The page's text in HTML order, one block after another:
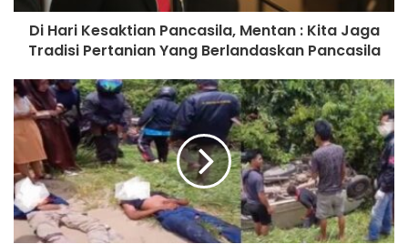
Di Hari Kesaktian Pancasila, Mentan : Kita Jaga
Tradisi Pertanian Yang Berlandaskan Pancasila